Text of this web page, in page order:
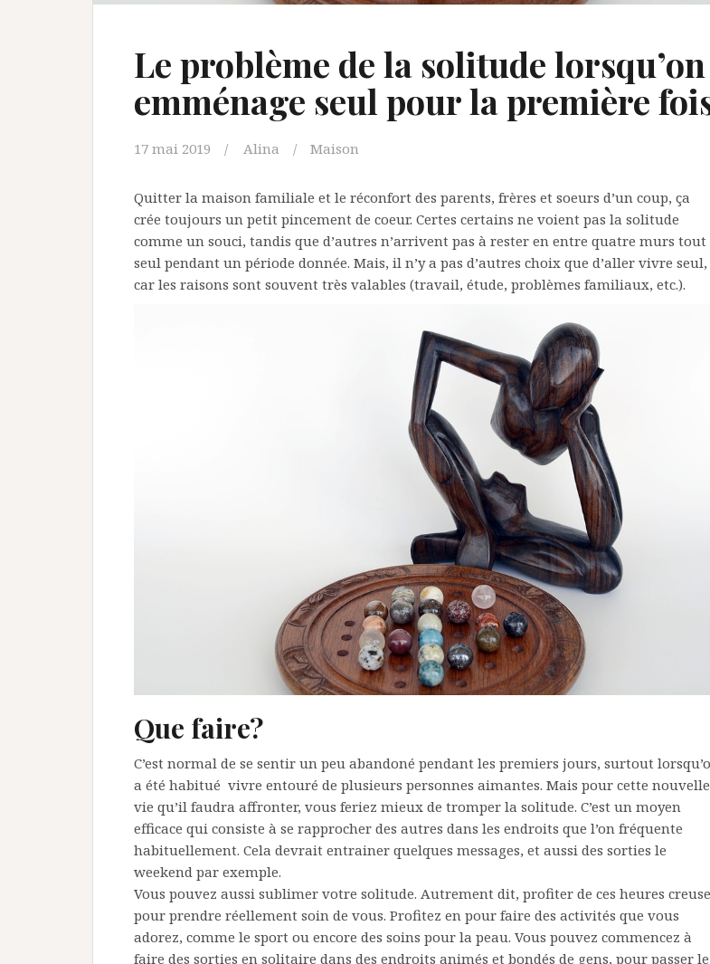
Le problème de la solitude lorsqu’on
emménage seul pour la première
17 mai 2019 Alina Maison
Quitter la maison familiale et le réconfort des parents, frères et soeurs d’un coup, ça
crée toujours un petit pincement de coeur. Certes certains ne voient pas la solitude
comme un souci, tandis que d’autres n’arrivent pas à rester en entre quatre murs tout
seul pendant un période donnée. Mais, il n’y a pas d’autres choix que d’aller vivre seul,
car les raisons sont souvent très valables (travail, étude, problèmes familiaux, etc.).
Que faire?
C’est normal de se sentir un peu abandoné pendant les premiers jours, surtout
a été habitué vivre entouré de plusieurs personnes aimantes. Mais pour cette nouvelle
vie qu’il faudra affronter, vous feriez mieux de tromper la solitude. C’est un moyen
efficace qui consiste à se rapprocher des autres dans les endroits que l’on fréquente
habituellement. Cela devrait entrainer quelques messages, et aussi des sorties le
weekend par exemple.
Vous pouvez aussi sublimer votre solitude. Autrement dit, profiter de ces heures
pour prendre réellement soin de vous. Profitez en pour faire des activités que vous
adorez, comme le sport ou encore des soins pour la peau. Vous pouvez commencez à
faire des sorties en solitaire dans des endroits animés et bondés de gens, pour passer le